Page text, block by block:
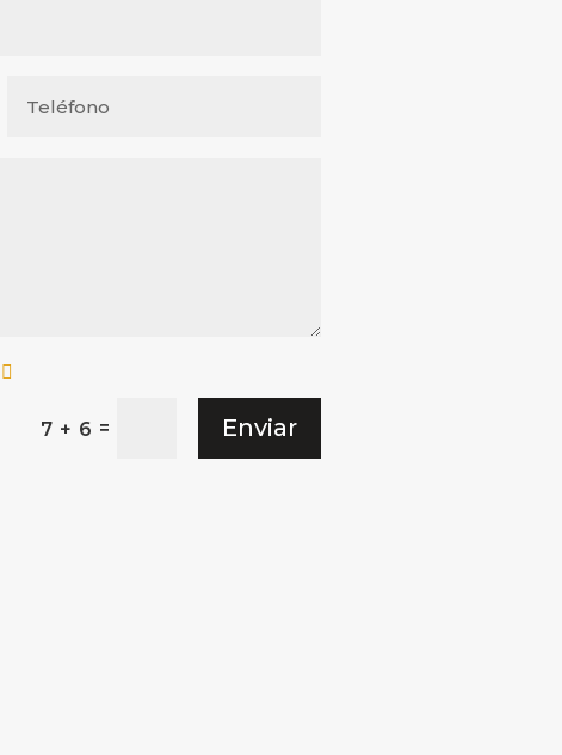
7 + 6 = Enviar